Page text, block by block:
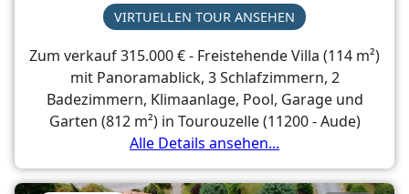
VIRTUELLEN TOUR ANSEHEN
Zum verkauf 315.000 € - Freistehende Villa (114 m²)
mit Panoramablick, 3 Schlafzimmern, 2
Badezimmern, Klimaanlage, Pool, Garage und
Garten (812 m²) in Tourouzelle (11200 - Aude)
Alle Details ansehen...